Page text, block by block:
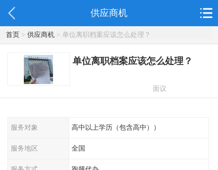
供应商机
首页> 供应商机> 单位离职档案应该怎么处理？
单位离职档案应该怎么处理？
面议
服务对象 高中以上学历（包含高中））
服务地区 全国